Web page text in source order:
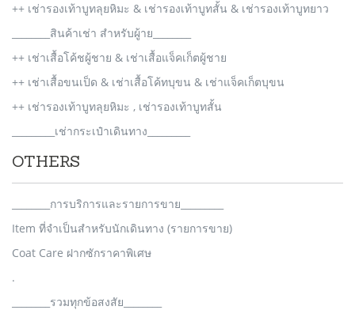
++ เช่ารองเท้าบูทลุยหิมะ & เช่ารองเท้าบูทสั้น & เช่ารองเท้าบูทยาว
________สินค้าเช่า สำหรับผู้าย________
++ เช่าเสื้อโค้ชผู้ชาย & เช่าเสื้อแจ็คเก็ตผู้ชาย
++ เช่าเสื้อขนเป็ด & เช่าเสื้อโค้ทบุขน & เช่าแจ็คเก็ตบุขน
++ เช่ารองเท้าบูทลุยหิมะ , เช่ารองเท้าบูทสั้น
_________เช่ากระเป๋าเดินทาง_________
OTHERS
________การบริการและรายการขาย_________
Item ที่จำเป็นสำหรับนักเดินทาง (รายการขาย)
Coat Care ฝากซักราคาพิเศษ
.
________รวมทุกข้อสงสัย________